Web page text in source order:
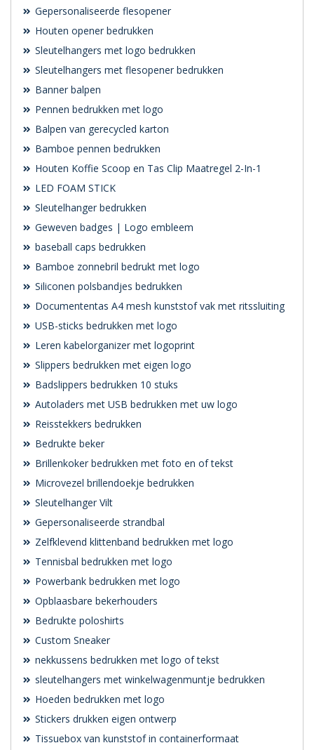
Gepersonaliseerde flesopener
Houten opener bedrukken
Sleutelhangers met logo bedrukken
Sleutelhangers met flesopener bedrukken
Banner balpen
Pennen bedrukken met logo
Balpen van gerecycled karton
Bamboe pennen bedrukken
Houten Koffie Scoop en Tas Clip Maatregel 2-In-1
LED FOAM STICK
Sleutelhanger bedrukken
Geweven badges | Logo embleem
baseball caps bedrukken
Bamboe zonnebril bedrukt met logo
Siliconen polsbandjes bedrukken
Documententas A4 mesh kunststof vak met ritssluiting
USB-sticks bedrukken met logo
Leren kabelorganizer met logoprint
Slippers bedrukken met eigen logo
Badslippers bedrukken 10 stuks
Autoladers met USB bedrukken met uw logo
Reisstekkers bedrukken
Bedrukte beker
Brillenkoker bedrukken met foto en of tekst
Microvezel brillendoekje bedrukken
Sleutelhanger Vilt
Gepersonaliseerde strandbal
Zelfklevend klittenband bedrukken met logo
Tennisbal bedrukken met logo
Powerbank bedrukken met logo
Opblaasbare bekerhouders
Bedrukte poloshirts
Custom Sneaker
nekkussens bedrukken met logo of tekst
sleutelhangers met winkelwagenmuntje bedrukken
Hoeden bedrukken met logo
Stickers drukken eigen ontwerp
Tissuebox van kunststof in containerformaat